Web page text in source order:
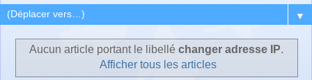
▼
Aucun article portant le libellé changer adresse IP.
Afficher tous les articles